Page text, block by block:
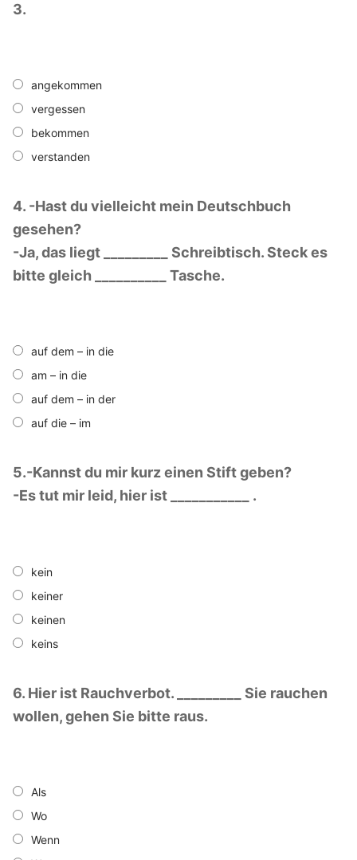
3.
angekommen
vergessen
bekommen
verstanden
4. -Hast du vielleicht mein Deutschbuch
gesehen?
-Ja, das liegt _________ Schreibtisch. Steck es
bitte gleich __________ Tasche.
auf dem – in die
am – in die
auf dem – in der
auf die – im
5.-Kannst du mir kurz einen Stift geben?
-Es tut mir leid, hier ist ___________ .
kein
keiner
keinen
keins
6. Hier ist Rauchverbot. _________ Sie rauchen
wollen, gehen Sie bitte raus.
Als
Wo
Wenn